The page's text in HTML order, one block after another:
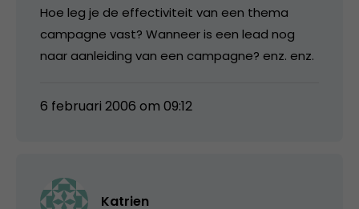
Hoe leg je de effectiviteit van een thema
campagne vast? Wanneer is een lead nog
naar aanleiding van een campagne? enz. enz.
6 februari 2006 om 09:12
Katrien